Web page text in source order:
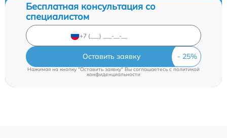
Бесплатная консультация со
специалистом
Оставить заявку
Нажимая на кнопку "Оставить заявку" Вы соглашаетесь c политикой
конфиденциальности